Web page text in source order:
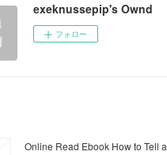
exeknussepip's Ownd
フォロー
Online Read Ebook How to Tell a